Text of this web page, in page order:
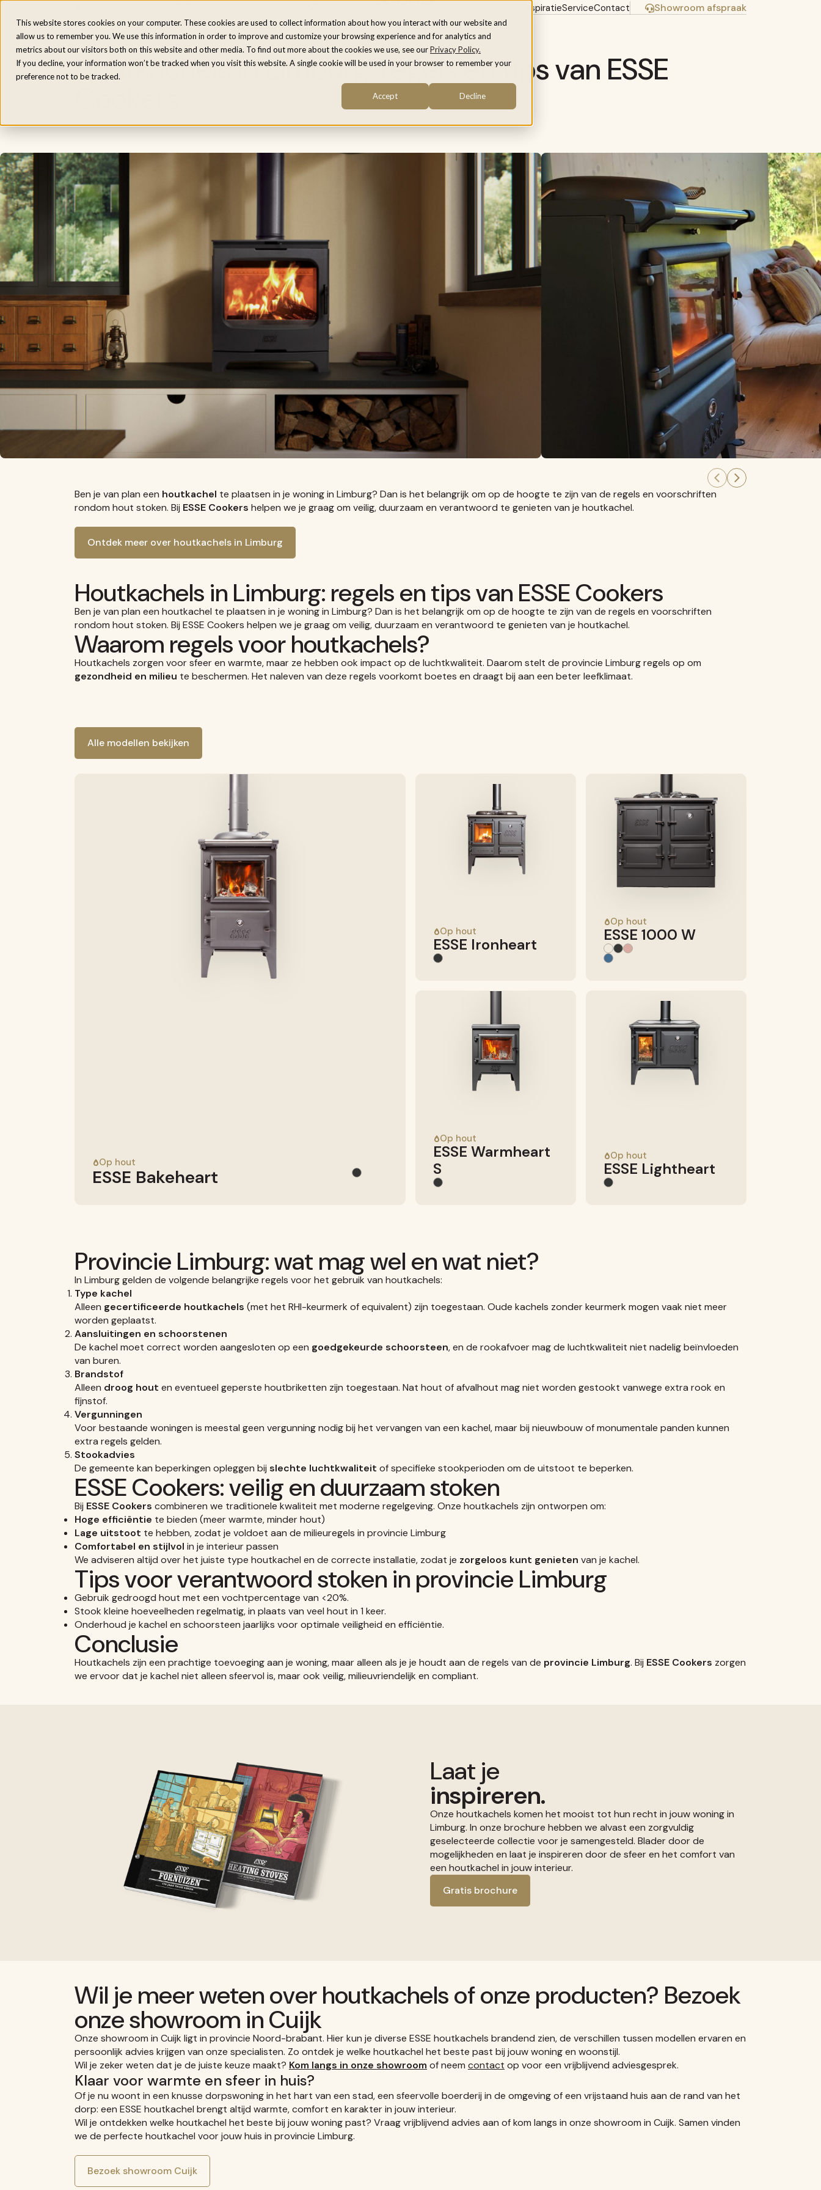
This website stores cookies on your computer. These cookies are used to collect information about how you interact with our website and
allow us to remember you. We use this information in order to improve and customize your browsing experience and for analytics and
metrics about our visitors both on this website and other media. To find out more about the cookies we use, see ourPrivacy Policy.
If you decline, your information won’t be tracked when you visit this website. A single cookie will be used in your browser to remember your
preference not to be tracked.
Accept Decline
InspiratieServiceContact Showroom afspraak
Houtkachels in Limburg: regels en tips van ESSE
Ben je van plan een houtkachel te plaatsen in je woning in Limburg? Dan is het belangrijk om op de hoogte te zijn van de regels en voorschriften
rondom hout stoken. Bij ESSE Cookers helpen we je graag om veilig, duurzaam en verantwoord te genieten van je houtkachel.
Ontdek meer over houtkachels in Limburg
Houtkachels in Limburg: regels en tips van ESSE Cookers
Ben je van plan een houtkachel te plaatsen in je woning in Limburg? Dan is het belangrijk om op de hoogte te zijn van de regels en voorschriften
rondom hout stoken. Bij ESSE Cookers helpen we je graag om veilig, duurzaam en verantwoord te genieten van je houtkachel.
Waarom regels voor houtkachels?
Houtkachels zorgen voor sfeer en warmte, maar ze hebben ook impact op de luchtkwaliteit. Daarom stelt de provincie Limburg regels op om
gezondheid en milieu te beschermen. Het naleven van deze regels voorkomt boetes en draagt bij aan een beter leefklimaat.
Alle modellen bekijken
Op hout
ESSE Bakeheart
Op hout
ESSE Ironheart
Op hout
ESSE 1000 W
Op hout
ESSE Warmheart
S
Op hout
ESSE Lightheart
Provincie Limburg: wat mag wel en wat niet?
In Limburg gelden de volgende belangrijke regels voor het gebruik van houtkachels:
Type kachel
Alleen gecertificeerde houtkachels (met het RHI-keurmerk of equivalent) zijn toegestaan. Oude kachels zonder keurmerk mogen vaak niet meer
worden geplaatst.
Aansluitingen en schoorstenen
De kachel moet correct worden aangesloten op een goedgekeurde schoorsteen, en de rookafvoer mag de luchtkwaliteit niet nadelig beïnvloeden
van buren.
Brandstof
Alleen droog hout en eventueel geperste houtbriketten zijn toegestaan. Nat hout of afvalhout mag niet worden gestookt vanwege extra rook en
fijnstof.
Vergunningen
Voor bestaande woningen is meestal geen vergunning nodig bij het vervangen van een kachel, maar bij nieuwbouw of monumentale panden kunnen
extra regels gelden.
Stookadvies
De gemeente kan beperkingen opleggen bij slechte luchtkwaliteit of specifieke stookperioden om de uitstoot te beperken.
ESSE Cookers: veilig en duurzaam stoken
Bij ESSE Cookers combineren we traditionele kwaliteit met moderne regelgeving. Onze houtkachels zijn ontworpen om:
Hoge efficiëntie te bieden (meer warmte, minder hout)
Lage uitstoot te hebben, zodat je voldoet aan de milieuregels in provincie Limburg
Comfortabel en stijlvol in je interieur passen
We adviseren altijd over het juiste type houtkachel en de correcte installatie, zodat je zorgeloos kunt genieten van je kachel.
Tips voor verantwoord stoken in provincie Limburg
Gebruik gedroogd hout met een vochtpercentage van <20%.
Stook kleine hoeveelheden regelmatig, in plaats van veel hout in 1 keer.
Onderhoud je kachel en schoorsteen jaarlijks voor optimale veiligheid en efficiëntie.
Conclusie
Houtkachels zijn een prachtige toevoeging aan je woning, maar alleen als je je houdt aan de regels van de provincie Limburg. Bij ESSE Cookers zorgen
we ervoor dat je kachel niet alleen sfeervol is, maar ook veilig, milieuvriendelijk en compliant.
Laat je
inspireren.
Onze houtkachels komen het mooist tot hun recht in jouw woning in
Limburg. In onze brochure hebben we alvast een zorgvuldig
geselecteerde collectie voor je samengesteld. Blader door de
mogelijkheden en laat je inspireren door de sfeer en het comfort van
een houtkachel in jouw interieur.
Gratis brochure
Wil je meer weten over houtkachels of onze producten? Bezoek
onze showroom in Cuijk
Onze showroom in Cuijk ligt in provincie Noord-brabant. Hier kun je diverse ESSE houtkachels brandend zien, de verschillen tussen modellen ervaren en
persoonlijk advies krijgen van onze specialisten. Zo ontdek je welke houtkachel het beste past bij jouw woning en woonstijl.
Wil je zeker weten dat je de juiste keuze maakt? Kom langs in onze showroom of neem contact op voor een vrijblijvend adviesgesprek.
Klaar voor warmte en sfeer in huis?
Of je nu woont in een knusse dorpswoning in het hart van een stad, een sfeervolle boerderij in de omgeving of een vrijstaand huis aan de rand van het
dorp: een ESSE houtkachel brengt altijd warmte, comfort en karakter in jouw interieur.
Wil je ontdekken welke houtkachel het beste bij jouw woning past? Vraag vrijblijvend advies aan of kom langs in onze showroom in Cuijk. Samen vinden
we de perfecte houtkachel voor jouw huis in provincie Limburg.
Bezoek showroom Cuijk